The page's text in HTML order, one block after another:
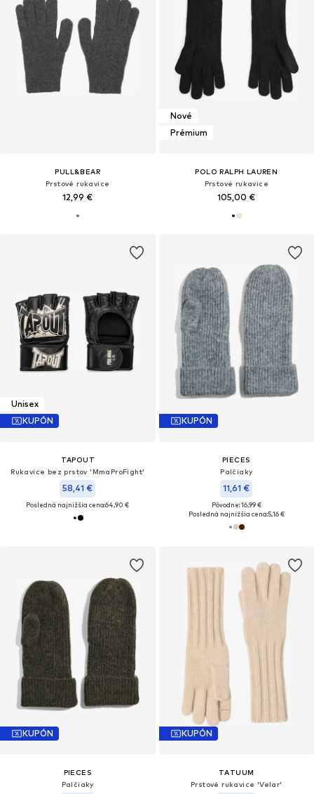
PULL&BEAR
Prstové rukavice
12,99 €
Nové
Prémium
POLO RALPH LAUREN
Prstové rukavice
105,00 €
Unisex
KUPÓN
TAPOUT
Rukavice bez prstov 'MmaProFight'
58,41 €
Posledná najnižšia cena:64,90 €
KUPÓN
PIECES
Palčiaky
11,61 €
Pôvodne: 16,99 €
Posledná najnižšia cena:5,16 €
KUPÓN
PIECES
Palčiaky
KUPÓN
TATUUM
Prstové rukavice 'Velar'